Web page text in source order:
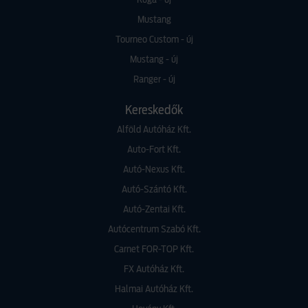
Mustang
Tourneo Custom - új
Mustang - új
Ranger - új
Kereskedők
Alföld Autóház Kft.
Auto-Fort Kft.
Autó-Nexus Kft.
Autó-Szántó Kft.
Autó-Zentai Kft.
Autócentrum Szabó Kft.
Carnet FOR-TOP Kft.
FX Autóház Kft.
Halmai Autóház Kft.